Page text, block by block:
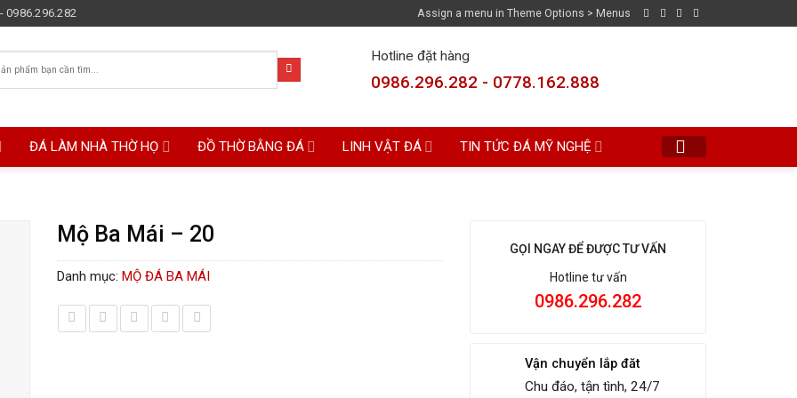
0986.296.282 Assign a menu in Theme Options > Menus
Hotline đặt hàng
0986.296.282 - 0778.162.888
ĐÁ LÀM NHÀ THỜ HỌ ĐỒ THỜ BẰNG ĐÁ LINH VẬT ĐÁ TIN TỨC ĐÁ MỸ NGHỆ
Mộ Ba Mái – 20
Danh mục: MỘ ĐÁ BA MÁI
GỌI NGAY ĐỂ ĐƯỢC TƯ VẤN
Hotline tư vấn
0986.296.282
Vận chuyển lắp đăt
Chu đáo, tận tình, 24/7